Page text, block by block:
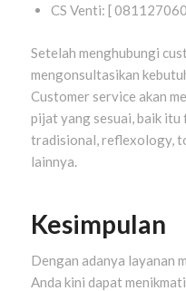
CS Venti: [
Setelah menghubungi
mengonsultasikan
Customer service akan
pijat yang sesuai, baik itu
tradisional, reflexology,
lainnya.
Kesimpulan
Dengan adanya layanan
Anda kini dapat